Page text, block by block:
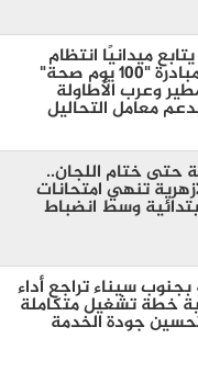
ميدانيًا انتظام
تقديم خدمات مبادرة "100 يوم صحة"
وعرب الأطاولة
معامل التحاليل
حتى ختام اللجان..
تنهي امتحانات
وسط انضباط
بجنوب سيناء تراجع أداء
خطة تشغيل متكاملة
جودة الخدمة